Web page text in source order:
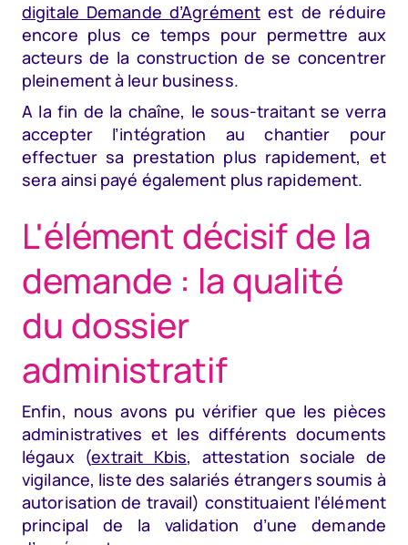
digitale Demande d’Agrément est de réduire
encore plus ce temps pour permettre aux
acteurs de la construction de se concentrer
pleinement à leur business.
A la fin de la chaîne, le sous-traitant se verra
accepter l’intégration au chantier pour
effectuer sa prestation plus rapidement, et
sera ainsi payé également plus rapidement.
L'élément décisif de la
demande : la qualité
du dossier
administratif
Enfin, nous avons pu vérifier que les pièces
administratives et les différents documents
légaux (extrait Kbis, attestation sociale de
vigilance, liste des salariés étrangers soumis à
autorisation de travail) constituaient l’élément
principal de la validation d’une demande